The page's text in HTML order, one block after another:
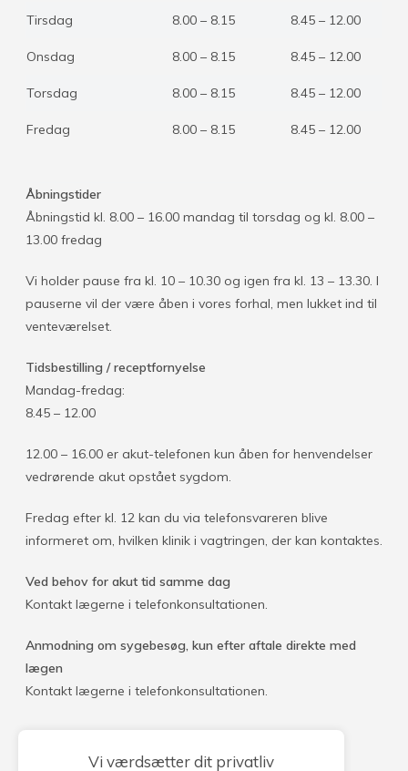
Tirsdag 8.00 – 8.15 8.45 – 12.00
Onsdag 8.00 – 8.15 8.45 – 12.00
Torsdag 8.00 – 8.15 8.45 – 12.00
Fredag 8.00 – 8.15 8.45 – 12.00
Åbningstider
Åbningstid kl. 8.00 – 16.00 mandag til torsdag og kl. 8.00 –
13.00 fredag
Vi holder pause fra kl. 10 – 10.30 og igen fra kl. 13 – 13.30. I
pauserne vil der være åben i vores forhal, men lukket ind til
venteværelset.
Tidsbestilling / receptfornyelse
Mandag-fredag:
8.45 – 12.00
12.00 – 16.00 er akut-telefonen kun åben for henvendelser
vedrørende akut opstået sygdom.
Fredag efter kl. 12 kan du via telefonsvareren blive
informeret om, hvilken klinik i vagtringen, der kan kontaktes.
Ved behov for akut tid samme dag
Kontakt lægerne i telefonkonsultationen.
Anmodning om sygebesøg, kun efter aftale direkte med
lægen
Kontakt lægerne i telefonkonsultationen.
Vi værdsætter dit privatliv